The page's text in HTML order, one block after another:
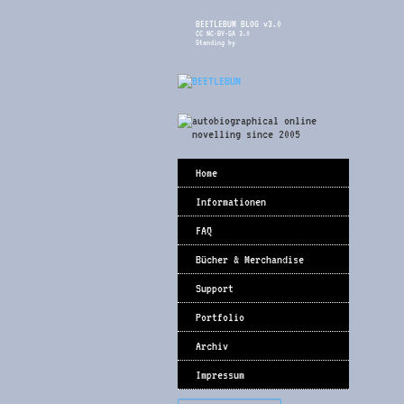
BEETLEBUM BLOG v3.0
CC NC-BY-SA 3.0
Standing by
Home
Informationen
FAQ
Bücher & Merchandise
Support
Portfolio
Archiv
Impressum